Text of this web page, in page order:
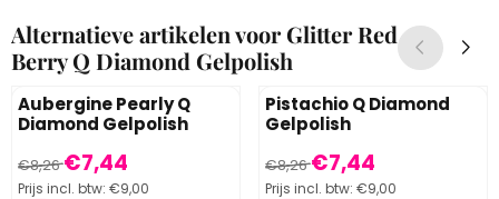
Alternatieve artikelen voorGlitter Red
Berry Q Diamond Gelpolish
Aubergine Pearly Q
Diamond Gelpolish
Van 8,26 voor 7,44, inclusief btw: 9,00
€8,26€7,44
Prijs incl. btw: €9,00
Pistachio Q Diamond
Gelpolish
Van 8,26 voor 7,44, inclusief
€8,26€7,44
Prijs incl. btw: €9,00